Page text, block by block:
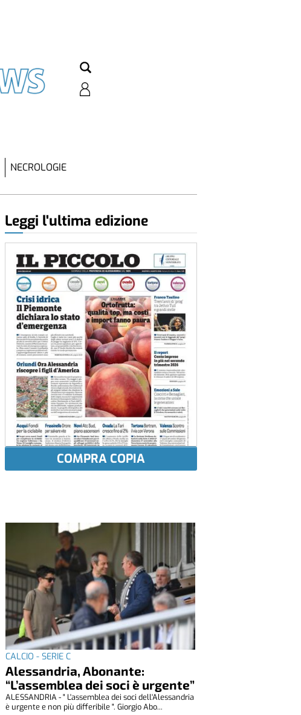
NECROLOGIE
Leggi l'ultima edizione
COMPRA COPIA
CALCIO - SERIE C
Alessandria, Abonante:
“L’assemblea dei soci è urgente”
ALESSANDRIA - " L'assemblea dei soci dell'Alessandria
è urgente e non più differibile ". Giorgio Abo...